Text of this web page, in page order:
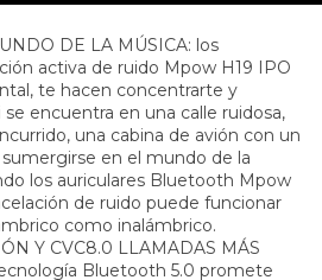
DE LA MÚSICA: los
activa de ruido Mpow H19 IPO
te hacen concentrarte y
encuentra en una calle ruidosa,
una cabina de avión con un
en el mundo de la
los auriculares Bluetooth Mpow
de ruido puede funcionar
como inalámbrico.
Y CVC8.0 LLAMADAS MÁS
Bluetooth 5.0 promete